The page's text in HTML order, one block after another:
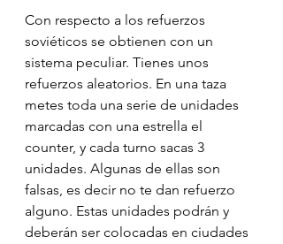
Con respecto a los refuerzos
soviéticos se obtienen con un
sistema peculiar. Tienes unos
refuerzos aleatorios. En una taza
metes toda una serie de unidades
marcadas con una estrella el
counter, y cada turno sacas 3
unidades. Algunas de ellas son
falsas, es decir no te dan refuerzo
alguno. Estas unidades podrán y
deberán ser colocadas en ciudades